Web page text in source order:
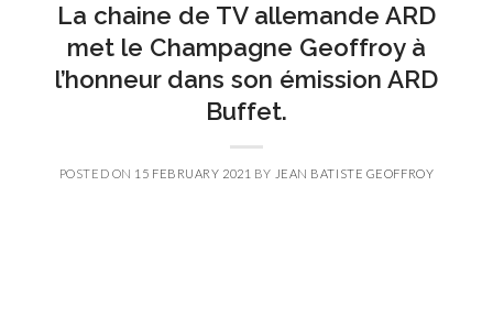
La chaine de TV allemande ARD
met le Champagne Geoffroy à
l’honneur dans son émission ARD
Buffet.
POSTED ON 15 FEBRUARY 2021 BY JEAN BATISTE GEOFFROY